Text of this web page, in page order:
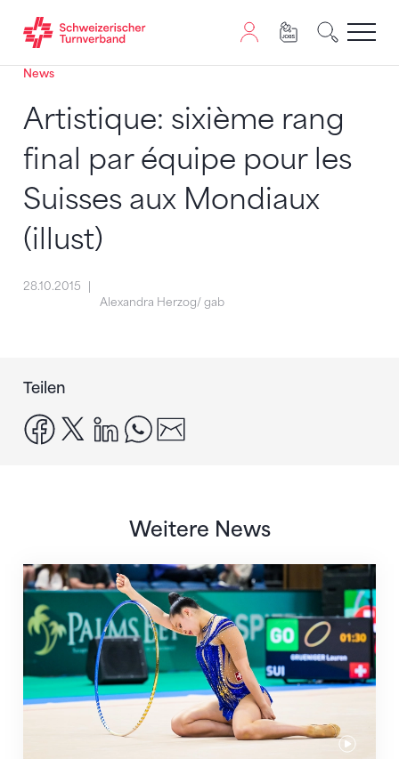
Zum Inhalt springen
Zur Sitemap navigieren
Zum Navigieren dieser Seite wird JavaScript benötigt.
News
Artistique: sixième rang
final par équipe pour les
Suisses aux Mondiaux
(illust)
28.10.2015
Alexandra Herzog/ gab
Teilen
facebook
x linkedinwhatsapp
Weitere News
Nächster Halt: Weltmeisterschaft